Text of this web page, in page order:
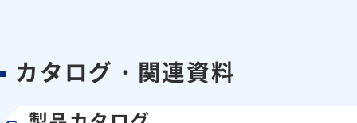
カタログ・関連資料